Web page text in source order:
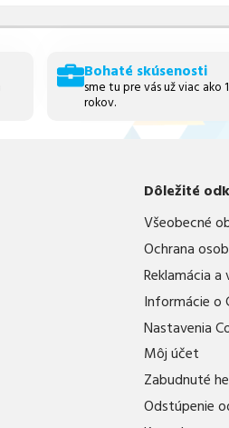
Bohaté skúsenosti
sme tu pre vás už viac ako
rokov.
Dôležité
Všeobecné
Ochrana
Reklamácia
Informácie o
Nastavenia
Môj účet
Zabudnuté
Odstúpenie